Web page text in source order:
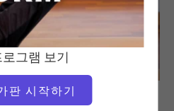
그램 보기
판 시작하기
매트로 전신을 깨우고 탄탄하